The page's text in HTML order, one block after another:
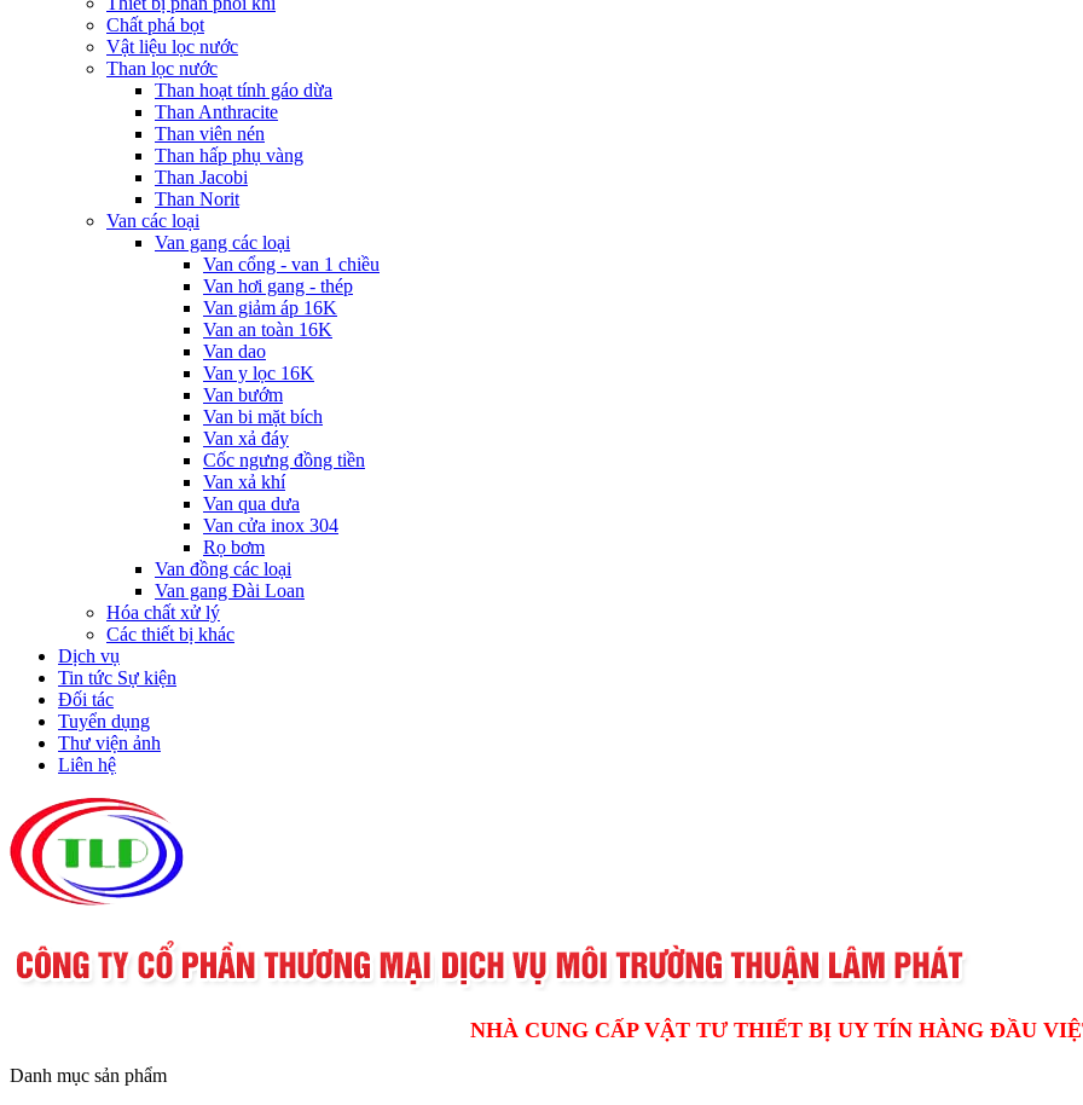
Chất phá bọt
Vật liệu lọc nước
Than lọc nước
Than hoạt tính gáo dừa
Than Anthracite
Than viên nén
Than hấp phụ vàng
Than Jacobi
Than Norit
Van các loại
Van gang các loại
Van cổng - van 1 chiều
Van hơi gang - thép
Van giảm áp 16K
Van an toàn 16K
Van dao
Van y lọc 16K
Van bướm
Van bi mặt bích
Van xả đáy
Cốc ngưng đồng tiền
Van xả khí
Van qua dưa
Van cửa inox 304
Rọ bơm
Van đồng các loại
Van gang Đài Loan
Hóa chất xử lý
Các thiết bị khác
Dịch vụ
Tin tức Sự kiện
Đối tác
Tuyển dụng
Thư viện ảnh
Liên hệ
NHÀ CUNG CẤP VẬT TƯ THIẾT BỊ UY TÍN HÀNG ĐẦU
Danh mục sản phẩm